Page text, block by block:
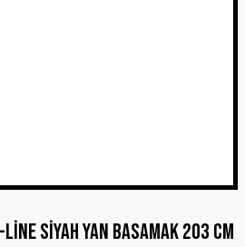
Siyah Yan Basamak 203 Cm